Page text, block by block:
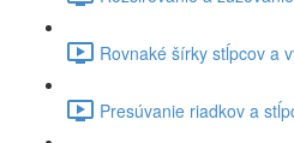
Rovnaké šírky stĺpcov a
Presúvanie riadkov a